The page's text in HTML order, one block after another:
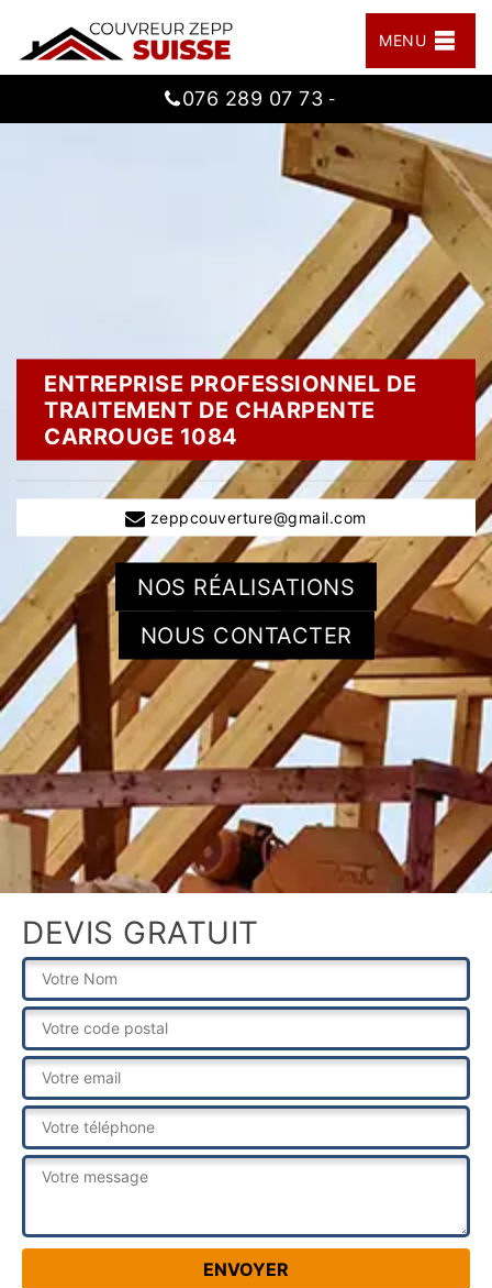
MENU
076 289 07 73 -
ENTREPRISE PROFESSIONNEL DE
TRAITEMENT DE CHARPENTE
CARROUGE 1084
zeppcouverture@gmail.com
NOS RÉALISATIONS
NOUS CONTACTER
DEVIS GRATUIT